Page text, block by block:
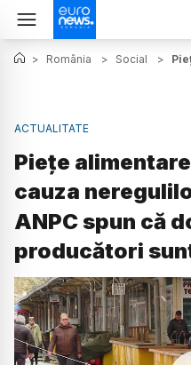
> România > Social >
ACTUALITATE
Piețe
cauza
ANPC spun că
producători